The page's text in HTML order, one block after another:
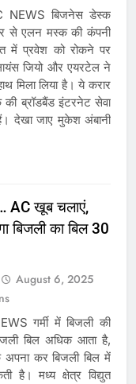
NEWS बिजनेस डेस्क
से एलन मस्क की कंपनी
में प्रवेश को रोकने पर
जियो और एयरटेल ने
मिला लिया है। ये करार
की ब्रॉडबैंड इंटरनेट सेवा
देखा जाए मुकेश अंबानी
AC खूब चलाएं,
बिजली का बिल 30
August 6, 2025
गर्मी में बिजली की
बिल अधिक आता है,
कर बिजली बिल में
है। मध्य क्षेत्र विद्युत